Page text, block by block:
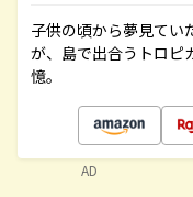
子供の頃から夢見てい
が、島で出合うトロピ
憶。
AD